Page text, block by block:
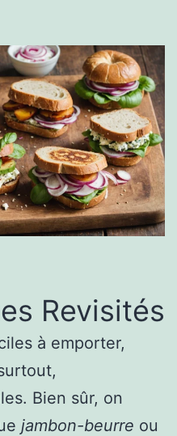
Revisités
à emporter,
Bien sûr, on
jambon-beurre ou